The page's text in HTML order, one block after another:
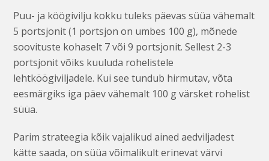
Puu- ja köögivilju kokku tuleks päevas süüa vähemalt
5 portsjonit (1 portsjon on umbes 100 g), mõnede
soovituste kohaselt 7 või 9 portsjonit. Sellest 2-3
portsjonit võiks kuuluda rohelistele
lehtköögiviljadele. Kui see tundub hirmutav, võta
eesmärgiks iga päev vähemalt 100 g värsket rohelist
süüa.
Parim strateegia kõik vajalikud ained aedviljadest
kätte saada, on süüa võimalikult erinevat värvi